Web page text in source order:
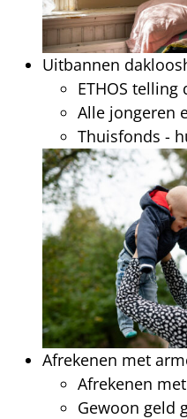
Uitbannen
ETHOS
Alle jongeren
Thuisfonds -
Afrekenen met
Afrekenen
Gewoon geld